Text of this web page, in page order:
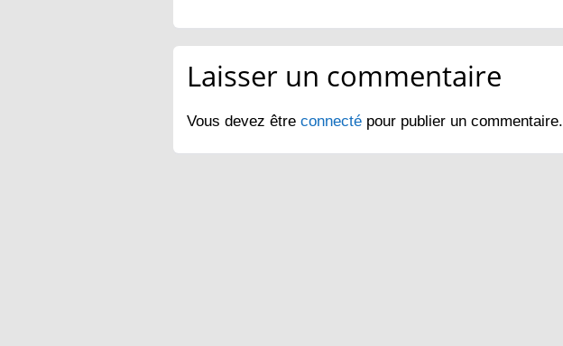
Laisser un commentaire
Vous devez être connecté pour publier un commentaire.